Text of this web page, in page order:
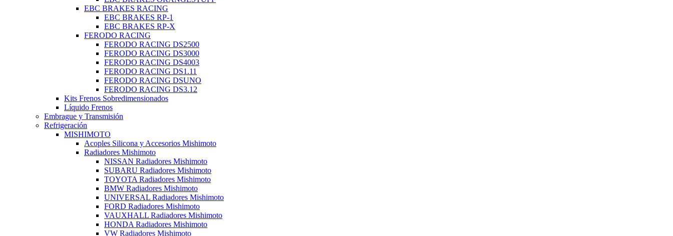
EBC BRAKES RACING
EBC BRAKES RP-1
EBC BRAKES RP-X
FERODO RACING
FERODO RACING DS2500
FERODO RACING DS3000
FERODO RACING DS4003
FERODO RACING DS1.11
FERODO RACING DSUNO
FERODO RACING DS3.12
Kits Frenos Sobredimensionados
Líquido Frenos
Embrague y Transmisión
Refrigeración
MISHIMOTO
Acoples Silicona y Accesorios Mishimoto
Radiadores Mishimoto
NISSAN Radiadores Mishimoto
SUBARU Radiadores Mishimoto
TOYOTA Radiadores Mishimoto
BMW Radiadores Mishimoto
UNIVERSAL Radiadores Mishimoto
FORD Radiadores Mishimoto
VAUXHALL Radiadores Mishimoto
HONDA Radiadores Mishimoto
VW Radiadores Mishimoto